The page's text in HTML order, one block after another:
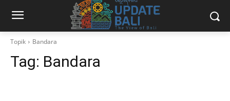
Topik Bandara
Tag: Bandara